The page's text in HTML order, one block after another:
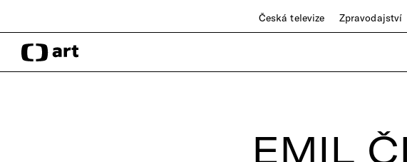
Česká televize Zpravodajství
EMIL